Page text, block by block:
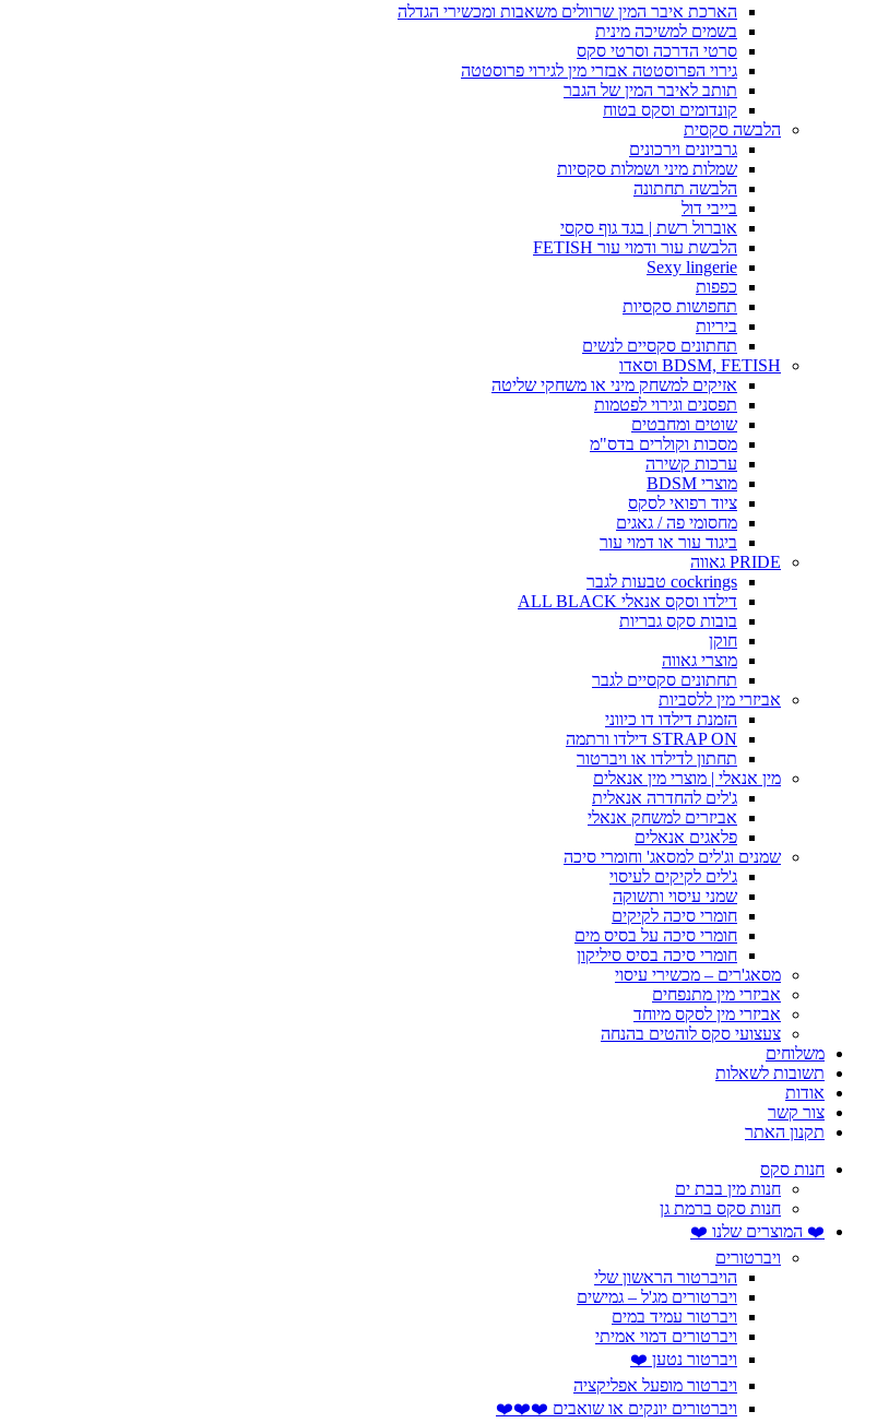
הארכת איבר המין שרוולים משאבות ומכשירי הגדלה
בשמים למשיכה מינית
סרטי הדרכה וסרטי סקס
גירוי הפרוסטטה אבזרי מין לגירוי פרוסטטה
תותב לאיבר המין של הגבר
קונדומים וסקס בטוח
הלבשה סקסית
גרביונים וירכונים
שמלות מיני ושמלות סקסיות
הלבשה תחתונה
בייבי דול
אוברול רשת | בגד גוף סקסי
הלבשת עור ודמוי עור FETISH
Sexy lingerie
כפפות
תחפושות סקסיות
ביריות
תחתונים סקסיים לנשים
BDSM, FETISH וסאדו
אזיקים למשחק מיני או משחקי שליטה
תפסנים וגירוי לפטמות
שוטים ומחבטים
מסכות וקולרים בדס"מ
ערכות קשירה
מוצרי BDSM
ציוד רפואי לסקס
מחסומי פה / גאגים
ביגוד עור או דמוי עור
PRIDE גאווה
cockrings טבעות לגבר
דילדו וסקס אנאלי ALL BLACK
בובות סקס גבריות
חוקן
מוצרי גאווה
תחתונים סקסיים לגבר
אביזרי מין ללסביות
הזמנת דילדו דו כיווני
STRAP ON דילדו ורתמה
תחתון לדילדו או ויברטור
מין אנאלי | מוצרי מין אנאלים
ג'לים להחדרה אנאלית
אביזרים למשחק אנאלי
פלאגים אנאלים
שמנים וג'לים למסאג' וחומרי סיכה
ג'לים לקיקים לעיסוי
שמני עיסוי ותשוקה
חומרי סיכה לקיקים
חומרי סיכה על בסיס מים
חומרי סיכה בסיס סיליקון
מסאג'רים – מכשירי עיסוי
אביזרי מין מתנפחים
אביזרי מין לסקס מיוחד
צעצועי סקס לוהטים בהנחה
משלוחים
תשובות לשאלות
אודות
צור קשר
תקנון האתר
חנות סקס
חנות מין בבת ים
חנות סקס ברמת גן
❤️ המוצרים שלנו ❤️
ויברטורים
הויברטור הראשון שלי
ויברטורים מג'ל – גמישים
ויברטור עמיד במים
ויברטורים דמוי אמיתי
ויברטור נטען ❤️
ויברטור מופעל אפליקציה
ויברטורים יונקים או שואבים ❤️❤️❤️